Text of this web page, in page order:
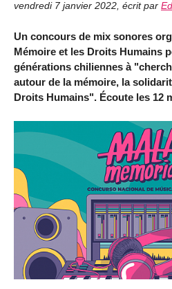
vendredi 7 janvier 2022, écrit par
Un concours de mix sonores
Mémoire et les Droits Humains
générations chiliennes à
autour de la mémoire, la
Droits Humains". Écoute les 12